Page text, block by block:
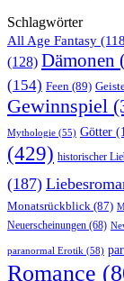
Schlagwörter
All Age Fantasy
(128) Dämonen
(154) Feen (89)
Gewinnspiel
Mythologie (55) Götter
(429) historischer
(187)
Monatsrückblick (87)
Neuerscheinungen (68)
paranormal Erotik (58)
Romance